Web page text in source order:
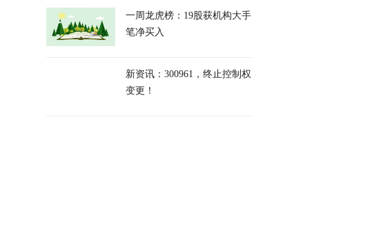
一周龙虎榜：19股获机构大手
笔净买入
新资讯：300961，终止控制权
变更！